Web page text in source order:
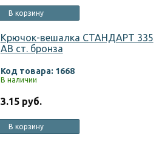
В корзину
Крючок-вешалка СТАНДАРТ 335
АВ ст. бронза
Код товара: 1668
В наличии
3.15 руб.
В корзину